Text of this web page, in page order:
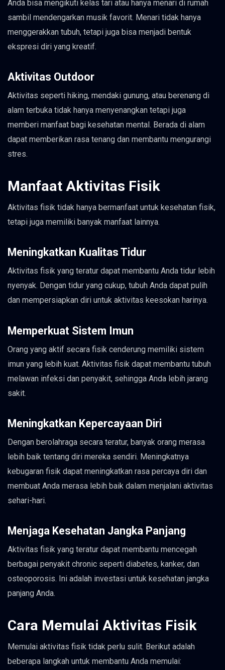
Anda bisa mengikuti kelas tari atau hanya menari di rumah
sambil mendengarkan musik favorit. Menari tidak hanya
menggerakkan tubuh, tetapi juga bisa menjadi bentuk
ekspresi diri yang kreatif.
Aktivitas Outdoor
Aktivitas seperti hiking, mendaki gunung, atau berenang di
alam terbuka tidak hanya menyenangkan tetapi juga
memberi manfaat bagi kesehatan mental. Berada di alam
dapat memberikan rasa tenang dan membantu mengurangi
stres.
Manfaat Aktivitas Fisik
Aktivitas fisik tidak hanya bermanfaat untuk kesehatan fisik,
tetapi juga memiliki banyak manfaat lainnya.
Meningkatkan Kualitas Tidur
Aktivitas fisik yang teratur dapat membantu Anda tidur lebih
nyenyak. Dengan tidur yang cukup, tubuh Anda dapat pulih
dan mempersiapkan diri untuk aktivitas keesokan harinya.
Memperkuat Sistem Imun
Orang yang aktif secara fisik cenderung memiliki sistem
imun yang lebih kuat. Aktivitas fisik dapat membantu tubuh
melawan infeksi dan penyakit, sehingga Anda lebih jarang
sakit.
Meningkatkan Kepercayaan Diri
Dengan berolahraga secara teratur, banyak orang merasa
lebih baik tentang diri mereka sendiri. Meningkatnya
kebugaran fisik dapat meningkatkan rasa percaya diri dan
membuat Anda merasa lebih baik dalam menjalani aktivitas
sehari-hari.
Menjaga Kesehatan Jangka Panjang
Aktivitas fisik yang teratur dapat membantu mencegah
berbagai penyakit chronic seperti diabetes, kanker, dan
osteoporosis. Ini adalah investasi untuk kesehatan jangka
panjang Anda.
Cara Memulai Aktivitas Fisik
Memulai aktivitas fisik tidak perlu sulit. Berikut adalah
beberapa langkah untuk membantu Anda memulai: